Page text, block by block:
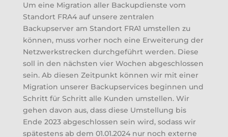
Um eine Migration aller Backupdienste vom
Standort FRA4 auf unsere zentralen
Backupserver am Standort FRA1 umstellen zu
können, muss vorher noch eine Erweiterung der
Netzwerkstrecken durchgeführt werden. Diese
soll in den nächsten vier Wochen abgeschlossen
sein. Ab diesen Zeitpunkt können wir mit einer
Migration unserer Backupservices beginnen und
Schritt für Schritt alle Kunden umstellen. Wir
gehen davon aus, dass diese Umstellung bis
Ende 2023 abgeschlossen sein wird, sodass wir
spätestens ab dem 01.01.2024 nur noch externe